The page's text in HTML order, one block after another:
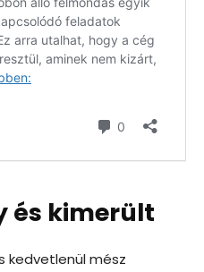
és kimerült
kedvetlenül mész